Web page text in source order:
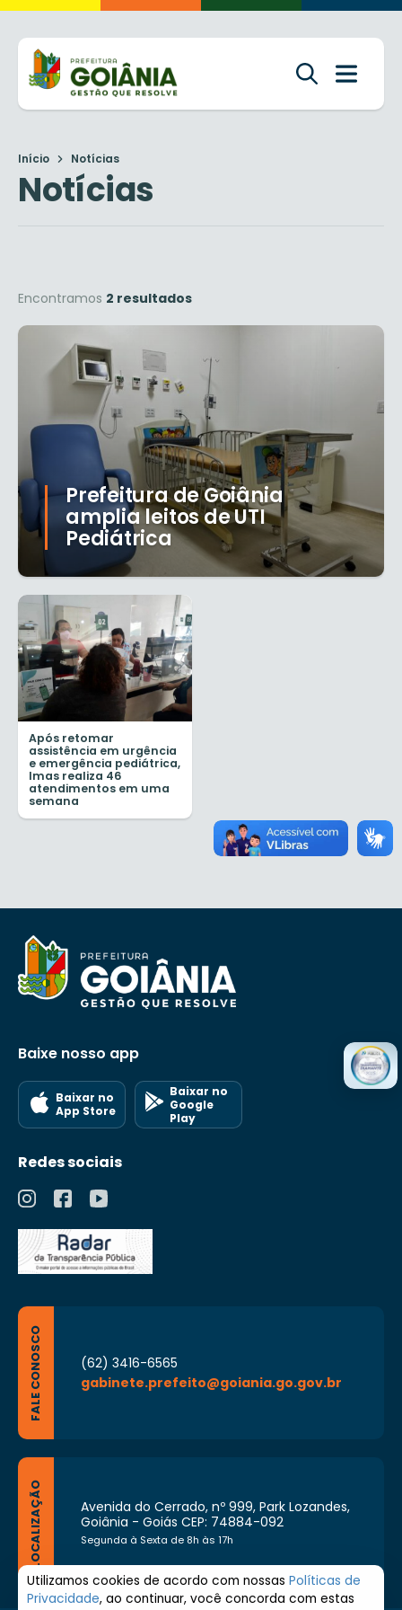
Início Notícias
Notícias
Encontramos 2 resultados
Prefeitura de Goiânia
amplia leitos de UTI
Pediátrica
Após retomar
assistência em urgência
e emergência pediátrica,
Imas realiza 46
atendimentos em uma
semana
Baixe nosso app
Baixar no
App Store
Baixar no
Google
Play
Redes sociais
FALE CONOSCO
(62) 3416-6565
gabinete.prefeito@goiania.go.gov.br
LOCALIZAÇÃO
Avenida do Cerrado, nº 999, Park Lozandes,
Goiânia - Goiás CEP: 74884-092
Segunda à Sexta de 8h às 17h
Utilizamos cookies de acordo com nossas Políticas de
Privacidade, ao continuar, você concorda com estas